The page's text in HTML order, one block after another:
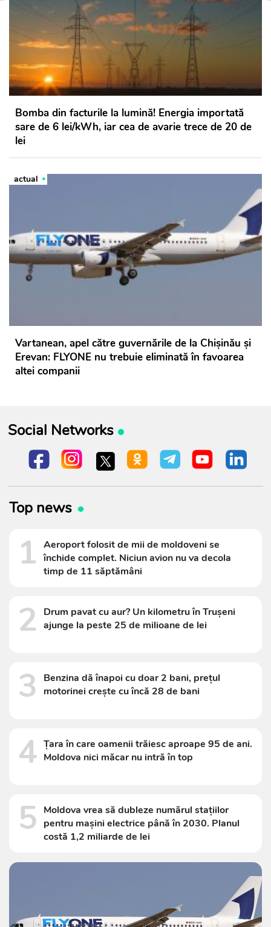
Bomba din facturile la lumină! Energia importată
sare de 6 lei/kWh, iar cea de avarie trece de 20 de
lei
actual
Vartanean, apel către guvernările de la Chișinău și
Erevan: FLYONE nu trebuie eliminată în favoarea
altei companii
Social Networks
Top news
1 Aeroport folosit de mii de moldoveni se
închide complet. Niciun avion nu va decola
timp de 11 săptămâni
2
Drum pavat cu aur? Un kilometru în Trușeni
ajunge la peste 25 de milioane de lei
3
Benzina dă înapoi cu doar 2 bani, prețul
motorinei crește cu încă 28 de bani
4 Țara în care oamenii trăiesc aproape 95 de ani.
Moldova nici măcar nu intră în top
5 Moldova vrea să dubleze numărul stațiilor
pentru mașini electrice până în 2030. Planul
costă 1,2 miliarde de lei